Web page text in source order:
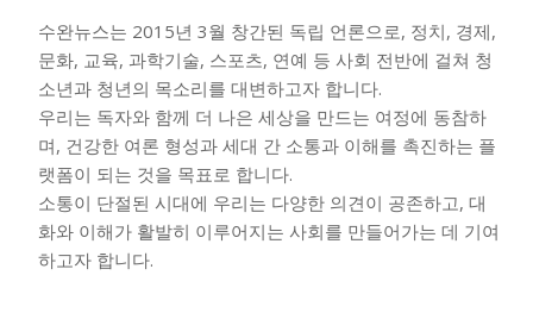
인천지역 경기지역
강원지역
충청지역
세종지역 경상지역
전라지역
제주지역
부산/울산 대전지역 지방정가
ENG 中文 日文
커뮤니티
서울전역 인천지역 경기지역 강원지역
충청지역 세종지역 경상지역
전라지역
제주지역
부산/울산 대전지역 지방정가
ENG 中文 日文
커뮤니티
수완뉴스는 2015년 3월 창간된 독립 언론으로, 정치, 경제,
문화, 교육, 과학기술, 스포츠, 연예 등 사회 전반에 걸쳐 청
소년과 청년의 목소리를 대변하고자 합니다.
우리는 독자와 함께 더 나은 세상을 만드는 여정에 동참하
며, 건강한 여론 형성과 세대 간 소통과 이해를 촉진하는 플
랫폼이 되는 것을 목표로 합니다.
소통이 단절된 시대에 우리는 다양한 의견이 공존하고, 대
화와 이해가 활발히 이루어지는 사회를 만들어가는 데 기여
하고자 합니다.